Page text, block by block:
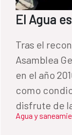
El Agua
Tras el
Asamblea
en el año
como
disfrute de
humanos,
Agua y